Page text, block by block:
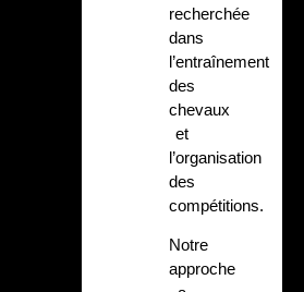
recherchée
dans
l’entraînement
des
chevaux
et
l’organisation
des
compétitions.
Notre
approche